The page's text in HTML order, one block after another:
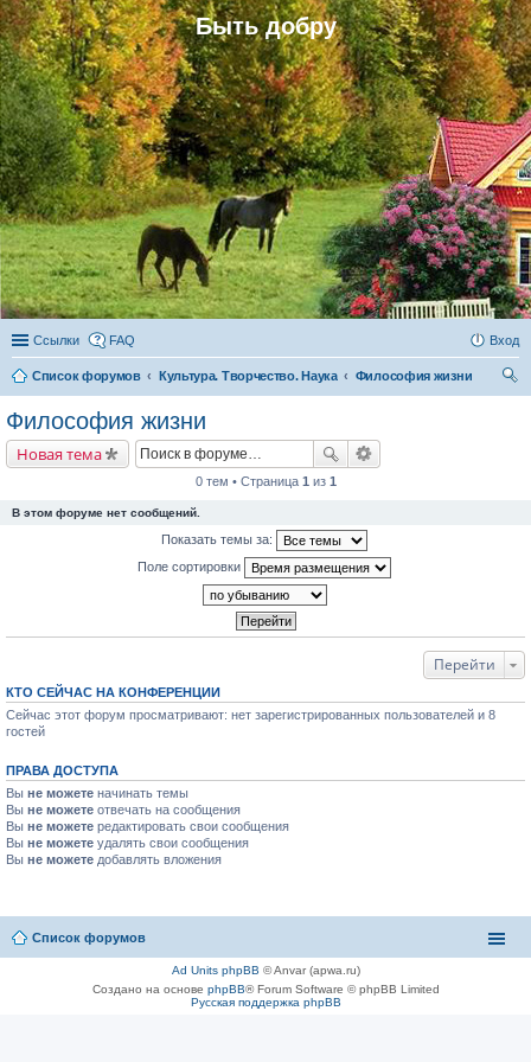
Быть добру
Ссылки FAQ Вход
Список форумов Культура. Творчество. Наука
Философия жизни
Философия жизни
Новая тема
0 тем • Страница 1 из 1
В этом форуме нет сообщений.
Показать темы за:
Поле сортировки
Перейти
КТО СЕЙЧАС НА КОНФЕРЕНЦИИ
Сейчас этот форум просматривают: нет зарегистрированных пользователей и 8
гостей
ПРАВА ДОСТУПА
Вы не можете начинать темы
Вы не можете отвечать на сообщения
Вы не можете редактировать свои сообщения
Вы не можете удалять свои сообщения
Вы не можете добавлять вложения
Список форумов
Ad Units phpBB © Anvar (apwa.ru)
Создано на основе phpBB® Forum Software © phpBB Limited
Русская поддержка phpBB